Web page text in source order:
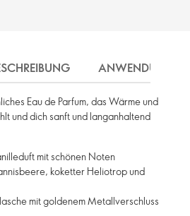
ANWENDUNG
Eau de Parfum, das Wärme und
und dich sanft und langanhaltend
mit schönen Noten
koketter Heliotrop und
mit goldenem Metallverschluss